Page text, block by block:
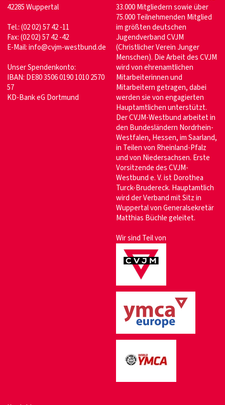
42285 Wuppertal
Tel.: (02 02) 57 42 -11
Fax: (02 02) 57 42 -42
E-Mail:info@cvjm-westbund.de
Unser Spendenkonto:
IBAN: DE80 3506 0190 1010 2570
57
KD-Bank eG Dortmund
33.000 Mitgliedern sowie über
75.000 Teilnehmenden Mitglied
im größten deutschen
Jugendverband CVJM
(Christlicher Verein Junger
Menschen). Die Arbeit des CVJM
wird von ehrenamtlichen
Mitarbeiterinnen und
Mitarbeitern getragen, dabei
werden sie von engagierten
Hauptamtlichen unterstützt.
Der CVJM-Westbund arbeitet in
den Bundesländern Nordrhein-
Westfalen, Hessen, im Saarland,
in Teilen von Rheinland-Pfalz
und von Niedersachsen. Erste
Vorsitzende des CVJM-
Westbund e. V. ist Dorothea
Turck-Brudereck. Hauptamtlich
wird der Verband mit Sitz in
Wuppertal von Generalsekretär
Matthias Büchle geleitet.
Wir sind Teil von